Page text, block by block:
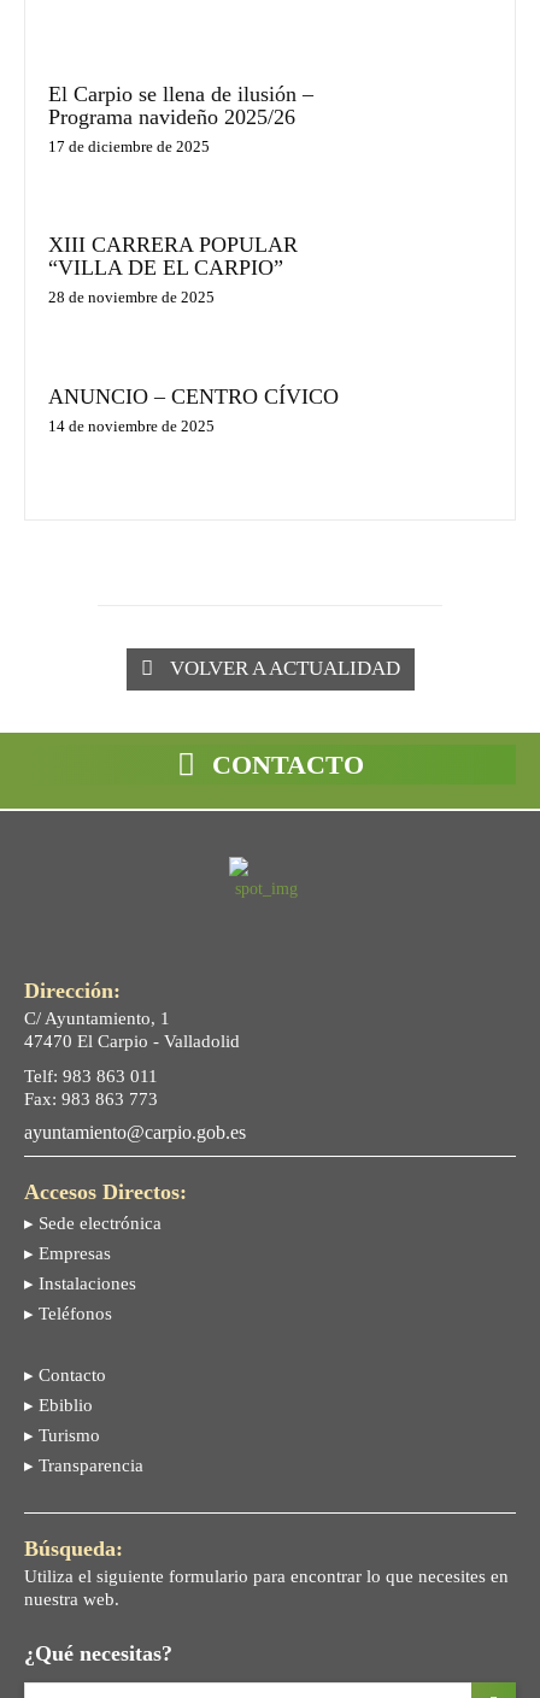
El Carpio se llena de ilusión –
Programa navideño 2025/26
17 de diciembre de 2025
XIII CARRERA POPULAR
“VILLA DE EL CARPIO”
28 de noviembre de 2025
ANUNCIO – CENTRO CÍVICO
14 de noviembre de 2025
VOLVER A ACTUALIDAD
CONTACTO
Dirección:
C/ Ayuntamiento, 1
47470 El Carpio - Valladolid
Telf: 983 863 011
Fax: 983 863 773
ayuntamiento@carpio.gob.es
Accesos Directos:
▸ Sede electrónica
▸ Empresas
▸ Instalaciones
▸ Teléfonos
▸ Contacto
▸ Ebiblio
▸ Turismo
▸ Transparencia
Búsqueda:
Utiliza el siguiente formulario para encontrar lo que necesites en
nuestra web.
¿Qué necesitas?